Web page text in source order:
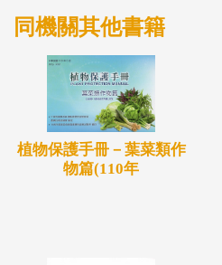
同機關其他書籍
植物保護手冊－葉菜類作
物篇(110年